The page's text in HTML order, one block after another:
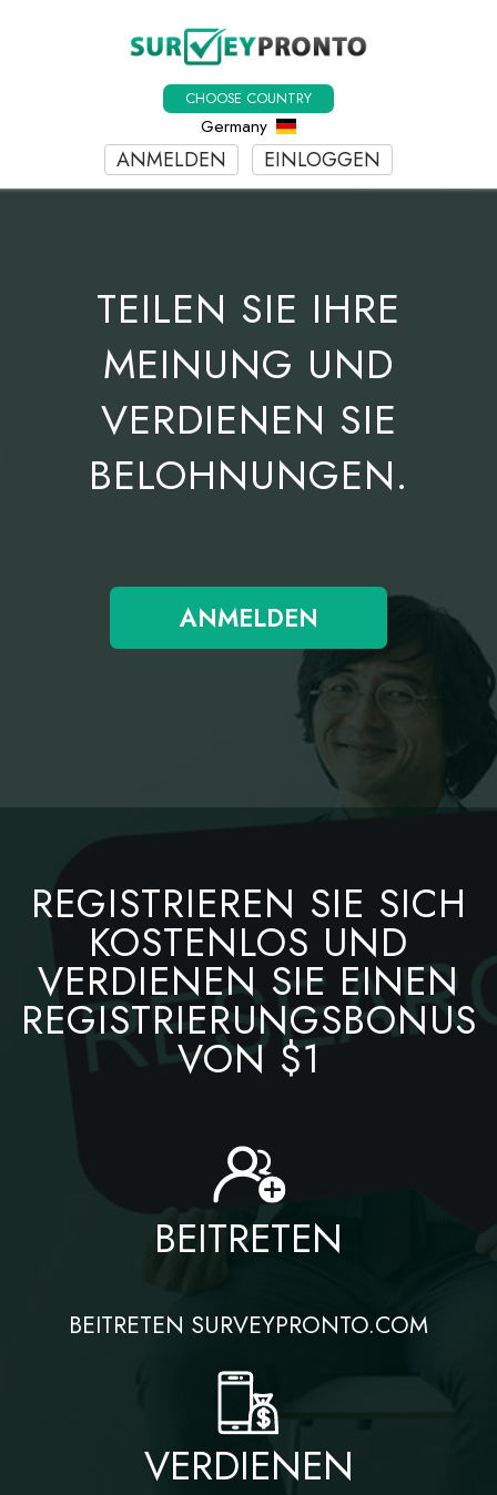
CHOOSE COUNTRY
Germany
ANMELDEN EINLOGGEN
TEILEN SIE IHRE
MEINUNG UND
VERDIENEN SIE
BELOHNUNGEN.
ANMELDEN
REGISTRIEREN SIE SICH
KOSTENLOS UND
VERDIENEN SIE EINEN
REGISTRIERUNGSBONUS
VON $1
BEITRETEN
BEITRETEN SURVEYPRONTO.COM
VERDIENEN